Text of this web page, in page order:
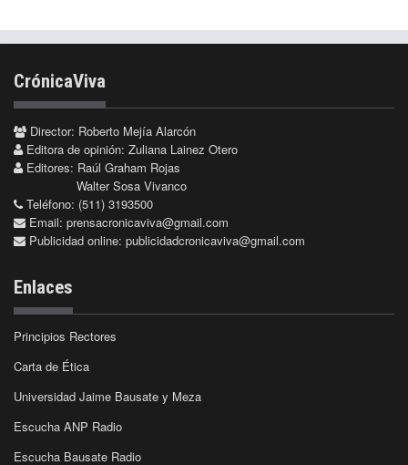
CrónicaViva
Director: Roberto Mejía Alarcón
Editora de opinión: Zuliana Lainez Otero
Editores: Raúl Graham Rojas
Walter Sosa Vivanco
Teléfono: (511) 3193500
Email: prensacronicaviva@gmail.com
Publicidad online: publicidadcronicaviva@gmail.com
Enlaces
Principios Rectores
Carta de Ética
Universidad Jaime Bausate y Meza
Escucha ANP Radio
Escucha Bausate Radio